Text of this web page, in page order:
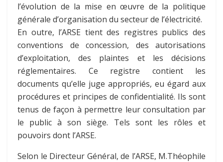
l’évolution de la mise en œuvre de la politique
générale d’organisation du secteur de l’électricité.
En outre, l’ARSE tient des registres publics des
conventions de concession, des autorisations
d’exploitation, des plaintes et les décisions
réglementaires. Ce registre contient les
documents qu’elle juge appropriés, eu égard aux
procédures et principes de confidentialité. Ils sont
tenus de façon à permettre leur consultation par
le public à son siège. Tels sont les rôles et
pouvoirs dont l’ARSE.
Selon le Directeur Général, de l’ARSE, M.Théophile